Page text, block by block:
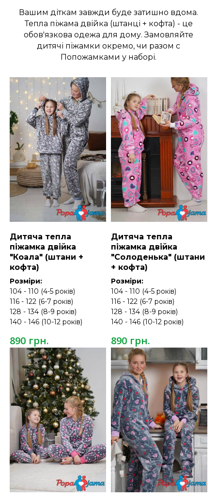
Вашим діткам завжди буде затишно вдома.
Тепла піжама двійка (штанці + кофта) - це
обов'язкова одежа для дому. Замовляйте
дитячі піжамки окремо, чи разом с
Попожамками у наборі.
Дитяча тепла
піжамка двійка
"Коала" (штани +
кофта)
Розміри:
104 - 110 (4-5 років)
116 - 122 (6-7 років)
128 - 134 (8-9 років)
140 - 146 (10-12 років)
890 грн.
Дитяча тепла
піжамка двійка
"Солоденька" (штани
+ кофта)
Розміри:
104 - 110 (4-5 років)
116 - 122 (6-7 років)
128 - 134 (8-9 років)
140 - 146 (10-12 років)
890 грн.